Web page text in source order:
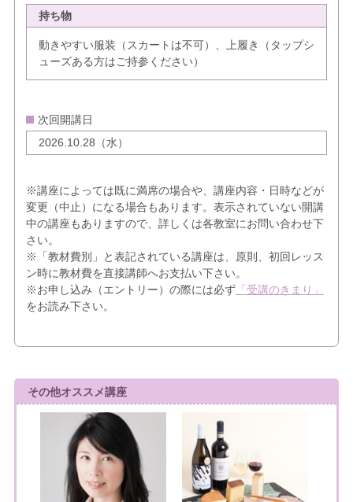
持ち物
動きやすい服装（スカートは不可）、上履き（タップシ
ューズある方はご持参ください）
次回開講日
2026.10.28（水）
※講座によっては既に満席の場合や、講座内容・日時などが
変更（中止）になる場合もあります。表示されていない開講
中の講座もありますので、詳しくは各教室にお問い合わせ下
さい。
※「教材費別」と表記されている講座は、原則、初回レッス
ン時に教材費を直接講師へお支払い下さい。
※お申し込み（エントリー）の際には必ず「受講のきまり」
をお読み下さい。
その他オススメ講座